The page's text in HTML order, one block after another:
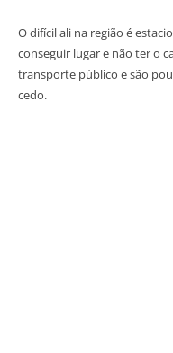
O difícil ali na região é
conseguir lugar e não ter o
transporte público e são
cedo.